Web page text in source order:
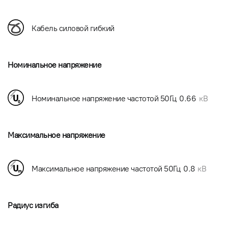
Кабель силовой гибкий
Номинальное напряжение
Номинальное напряжение частотой 50Гц 0.66 кВ
Максимальное напряжение
Максимальное напряжение частотой 50Гц 0.8 кВ
Радиус изгиба